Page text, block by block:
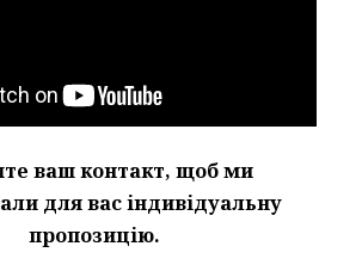
ваш контакт, щоб ми
для вас індивідуальну
пропозицію.